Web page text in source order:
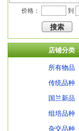
价格： 到
店铺分类
所有物品
传统品种
国兰新品
组培品种
杂交品种